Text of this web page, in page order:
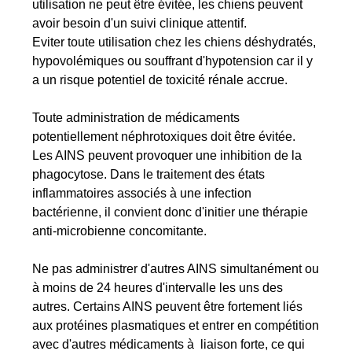
utilisation ne peut être évitée, les chiens peuvent
avoir besoin d'un suivi clinique attentif.
Eviter toute utilisation chez les chiens déshydratés,
hypovolémiques ou souffrant d'hypotension car il y
a un risque potentiel de toxicité rénale accrue.
Toute administration de médicaments
potentiellement néphrotoxiques doit être évitée.
Les AINS peuvent provoquer une inhibition de la
phagocytose. Dans le traitement des états
inflammatoires associés à une infection
bactérienne, il convient donc d'initier une thérapie
anti-microbienne concomitante.
Ne pas administrer d'autres AINS simultanément ou
à moins de 24 heures d'intervalle les uns des
autres. Certains AINS peuvent être fortement liés
aux protéines plasmatiques et entrer en compétition
avec d'autres médicaments à liaison forte, ce qui